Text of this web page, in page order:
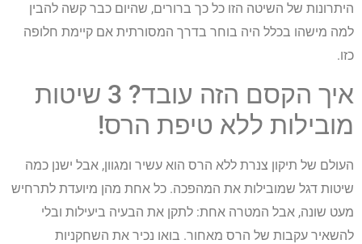
היתרונות של השיטה הזו כל כך ברורים, שהיום כבר קשה להבין
למה מישהו בכלל היה בוחר בדרך המסורתית אם קיימת חלופה
כזו.
איך הקסם הזה עובד? 3 שיטות
מובילות ללא טיפת הרס!
העולם של תיקון צנרת ללא הרס הוא עשיר ומגוון, אבל ישנן כמה
שיטות דגל שמובילות את המהפכה. כל אחת מהן מיועדת לתרחיש
מעט שונה, אבל המטרה אחת: לתקן את הבעיה ביעילות ובלי
להשאיר עקבות של הרס מאחור. בואו נכיר את השחקניות